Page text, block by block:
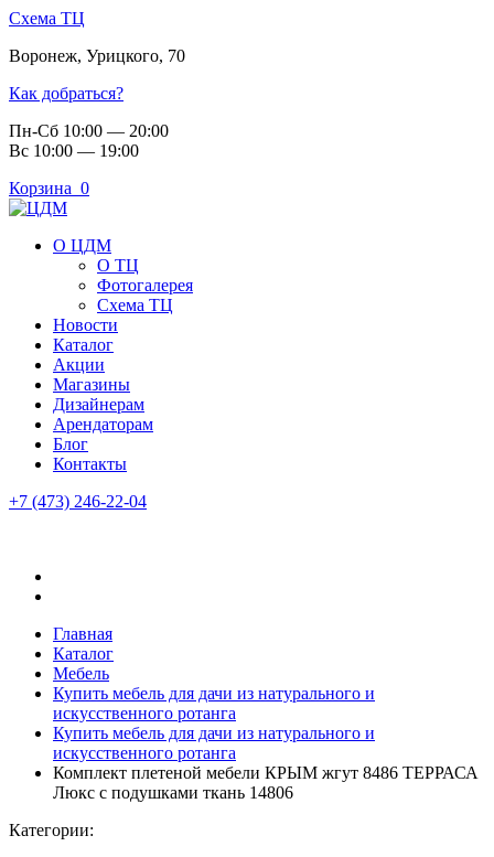
Схема ТЦ
Воронеж, Урицкого, 70
Как добраться?
Пн-Сб 10:00 — 20:00
Вс 10:00 — 19:00
Корзина 0
О ЦДМ
О ТЦ
Фотогалерея
Схема ТЦ
Новости
Каталог
Акции
Магазины
Дизайнерам
Арендаторам
Блог
Контакты
+7 (473) 246-22-04
Главная
Каталог
Мебель
Купить мебель для дачи из натурального и
искусственного ротанга
Купить мебель для дачи из натурального и
искусственного ротанга
Комплект плетеной мебели КРЫМ жгут 8486 ТЕРРАСА
Люкс с подушками ткань 14806
Категории: